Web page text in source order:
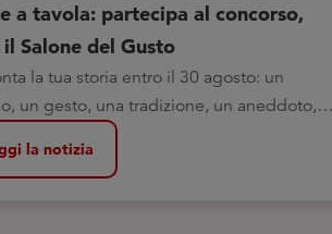
a tavola: partecipa al concorso,
Salone del Gusto
la tua storia entro il 30 agosto: un
un gesto, una tradizione, un aneddoto,
una ricetta o a un cibo.
la notizia